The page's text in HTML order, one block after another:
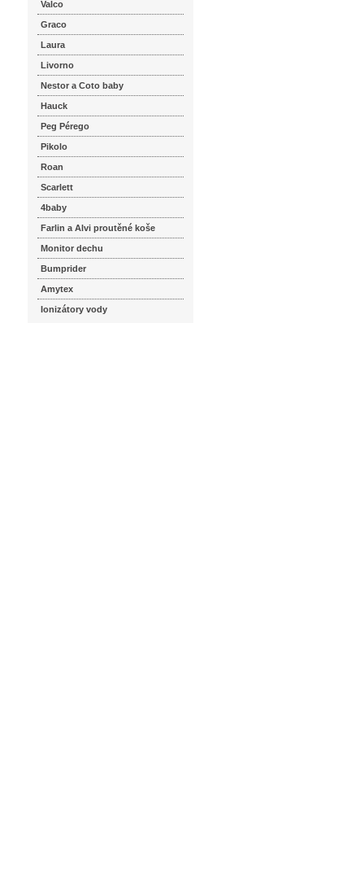
Valco
Graco
Laura
Livorno
Nestor a Coto baby
Hauck
Peg Pérego
Pikolo
Roan
Scarlett
4baby
Farlin a Alvi proutěné koše
Monitor dechu
Bumprider
Amytex
Ionizátory vody